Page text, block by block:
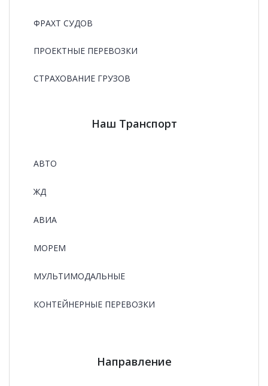
ФРАХТ СУДОВ
ПРОЕКТНЫЕ ПЕРЕВОЗКИ
СТРАХОВАНИЕ ГРУЗОВ
Наш Транспорт
АВТО
ЖД
АВИА
МОРЕМ
МУЛЬТИМОДАЛЬНЫЕ
КОНТЕЙНЕРНЫЕ ПЕРЕВОЗКИ
Направление